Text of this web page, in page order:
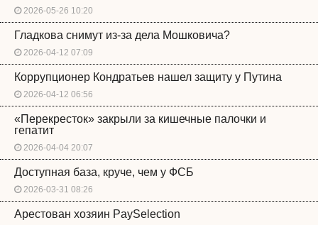
2026-05-26 10:20
Гладкова снимут из-за дела Мошковича?
2026-04-12 07:09
Коррупционер Кондратьев нашел защиту у Путина
2026-04-12 06:56
«Перекресток» закрыли за кишечные палочки и
гепатит
2026-04-04 20:07
Доступная база, круче, чем у ФСБ
2026-03-31 08:26
Арестован хозяин PaySelection